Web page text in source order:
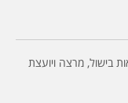
בישול, מרצה ויועצת